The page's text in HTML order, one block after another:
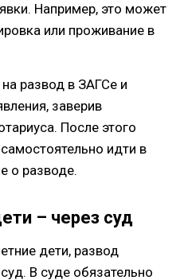
Например, это может
или проживание в
развод в ЗАГСе и
заверив
После этого
идти в
о разводе.
– через суд
дети, развод
В суде обязательно